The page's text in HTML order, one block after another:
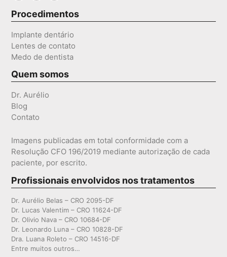
Procedimentos
Implante dentário
Lentes de contato
Medo de dentista
Quem somos
Dr. Aurélio
Blog
Contato
Imagens publicadas em total conformidade com a
Resolução CFO 196/2019 mediante autorização de cada
paciente, por escrito.
Profissionais envolvidos nos tratamentos
Dr. Aurélio Belas – CRO 2095-DF
Dr. Lucas Valentim – CRO 11624-DF
Dr. Olivio Nava – CRO 10684-DF
Dr. Leonardo Luna – CRO 10828-DF
Dra. Luana Roleto – CRO 14516-DF
Entre muitos outros…